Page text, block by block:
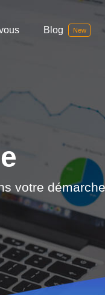
Blog New
votre